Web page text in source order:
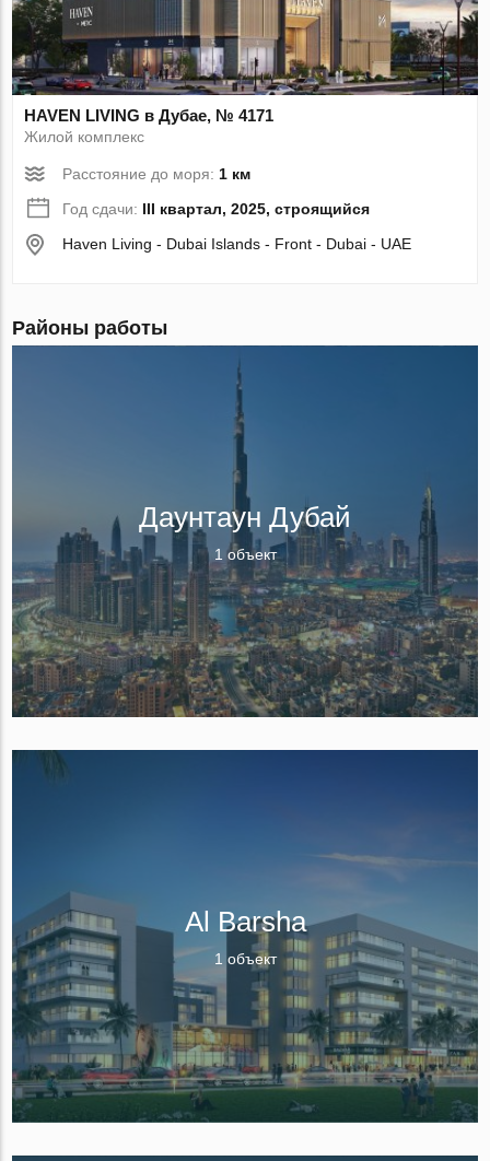
HAVEN LIVING в Дубае, № 4171
Жилой комплекс
Расстояние до моря: 1 км
Год сдачи: III квартал, 2025, строящийся
Haven Living - Dubai Islands - Front - Dubai - UAE
Районы работы
Даунтаун Дубай
1 объект
Al Barsha
1 объект